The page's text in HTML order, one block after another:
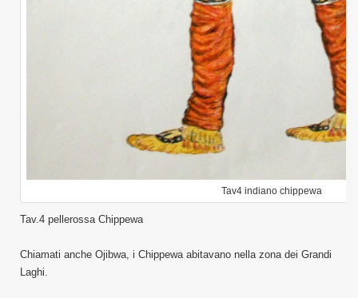
Tav4 indiano chippewa
Tav.4 pellerossa Chippewa
Chiamati anche Ojibwa, i Chippewa abitavano nella zona dei Grandi
Laghi.